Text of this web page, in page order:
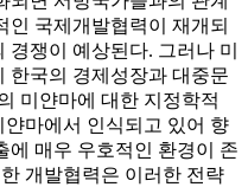
인 국제개발협력이 재개되
쟁이 예상된다. 그러나 미
한국의 경제성장과 대중문
미얀마에 대한 지정학적
마에서 인식되고 있어 향
에 매우 우호적인 환경이 존
개발협력은 이러한 전략